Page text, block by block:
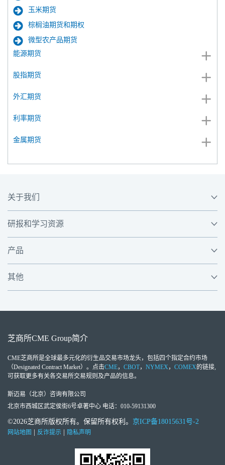
玉米期货
棕榈油期货和期权
微型农产品期货
能源期货
股指期货
外汇期货
利率期货
金属期货
关于我们
研报和学习资源
产品
其他
芝商所CME Group简介
CME芝商所是全球最多元化的衍生品交易市场龙头，包括四个指定合约市场
（Designated Contract Market）。点击CME， CBOT， NYMEX， COMEX的链接,
可获取更多有关各交易所交易规则及产品的信息。
斯迈易（北京）咨询有限公司
北京市西城区武定侯街6号卓著中心 电话：010-59131300
©2026芝商所版权所有。保留所有权利。 京ICP备18015631号-2
网站地图 反诈提示 隐私声明